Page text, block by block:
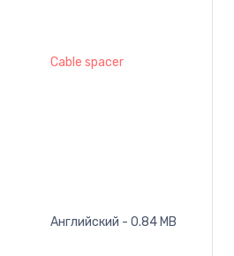
Cable spacer
Английский - 0.84 MB